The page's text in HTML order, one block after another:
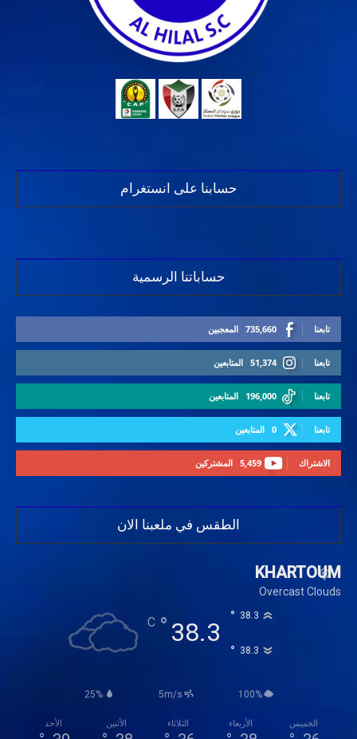
حسابنا على انستغرام
حساباتنا الرسمية
735,660 المعجبين تابعنا
51,374 المتابعين تابعنا
196,000 المتابعين تابعنا
0 المتابعين تابعنا
5,459 المشتركين الاشتراك
الطقس في ملعبنا الان
KHARTOUM
Overcast Clouds
38.3
°
C 38.3
°
38.3
°
25% 5m/s 100%
الأحد الأثنين الثلاثاء الأربعاء الخميس